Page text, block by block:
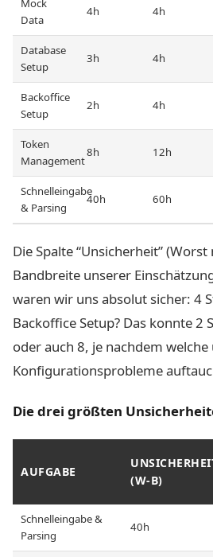
Mock
Data
4h 4h
Database
Setup
3h 4h
Backoffice
Setup
2h 4h
Token
Management
8h 12h
Schnelleingabe
& Parsing
40h 60h
Die Spalte “Unsicherheit”
Bandbreite unserer
waren wir uns absolut sicher: 4
Backoffice Setup? Das konnte 2
oder auch 8, je nachdem
Konfigurationsprobleme
Die drei größten
AUFGABE
(W-B)
Schnelleingabe &
Parsing
40h